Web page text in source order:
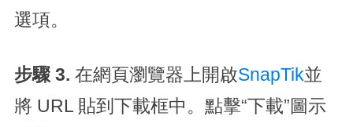
選項。
步驟 3. 在網頁瀏覽器上開啟SnapTik並
將 URL 貼到下載框中。點擊“下載”圖示